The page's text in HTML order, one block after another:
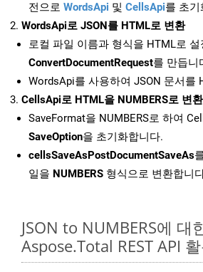
전으로 WordsApi 및 CellsApi를 초기
WordsApi로 JSON를 HTML로 변환
로컬 파일 이름과 형식을 HTML로 설
ConvertDocumentRequest를 만듭니
WordsApi를 사용하여 JSON 문서를
CellsApi로 HTML을 NUMBERS로 변환
SaveFormat을 NUMBERS로 하여
SaveOption을 초기화합니다.
cellsSaveAsPostDocumentSaveAs
일을 NUMBERS 형식으로 변환합니
JSON to NUMBERS에 대
Aspose.Total REST API